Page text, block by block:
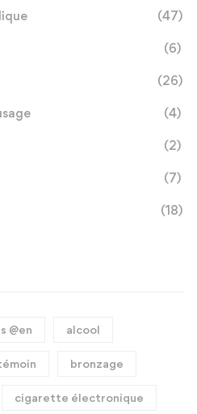
(47)
(6)
(26)
(4)
(2)
(7)
(18)
@en alcool
bronzage
cigarette électronique